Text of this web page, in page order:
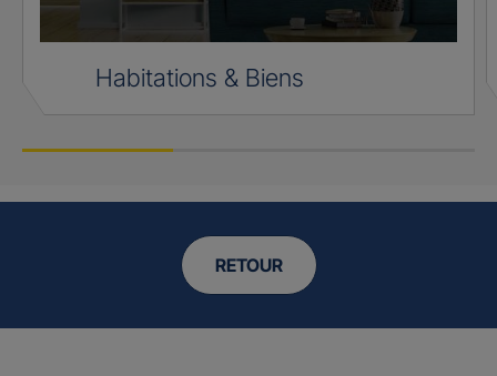
Habitations & Biens
RETOUR